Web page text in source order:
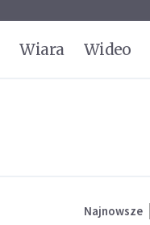
Wiara Wideo
Najnowsze